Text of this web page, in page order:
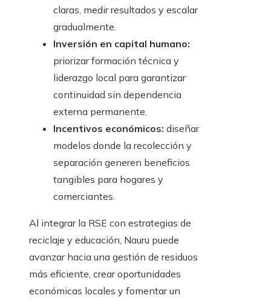
claras, medir resultados y escalar
gradualmente.
Inversión en capital humano:
priorizar formación técnica y
liderazgo local para garantizar
continuidad sin dependencia
externa permanente.
Incentivos económicos: diseñar
modelos donde la recolección y
separación generen beneficios
tangibles para hogares y
comerciantes.
Al integrar la RSE con estrategias de
reciclaje y educación, Nauru puede
avanzar hacia una gestión de residuos
más eficiente, crear oportunidades
económicas locales y fomentar un